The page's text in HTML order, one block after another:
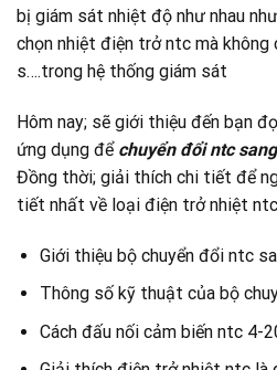
bị giám sát nhiệt độ như nhau
chọn nhiệt điện trở ntc mà không
s….trong hệ thống giám sát
Hôm nay; sẽ giới thiệu đến bạn
ứng dụng để chuyển đổi ntc
Đồng thời; giải thích chi tiết để
tiết nhất về loại điện trở nhiệt
Giới thiệu bộ chuyển đổi ntc
Thông số kỹ thuật của bộ
Cách đấu nối cảm biến ntc 4-